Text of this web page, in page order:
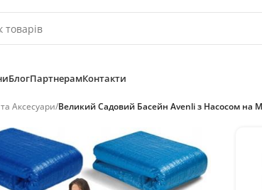
БлогПартнерамКонтакти
Аксесуари/Великий Садовий Басейн Avenli з Насосом на